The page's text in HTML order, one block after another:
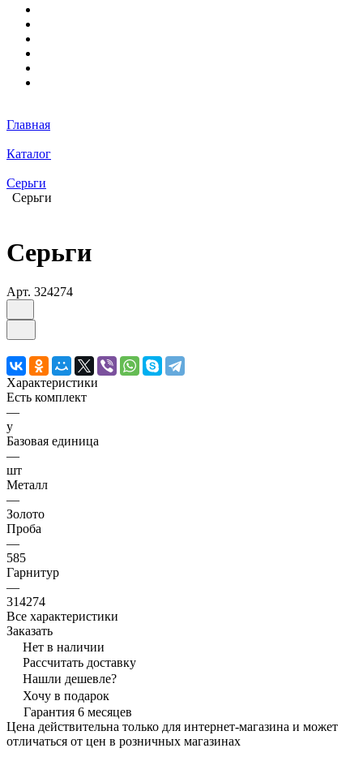
Главная
Каталог
Серьги
Серьги
Серьги
Арт. 324274
Характеристики
Есть комплект
—
y
Базовая единица
—
шт
Металл
—
Золото
Проба
—
585
Гарнитур
—
314274
Все характеристики
Заказать
Нет в наличии
Рассчитать доставку
Нашли дешевле?
Хочу в подарок
Гарантия 6 месяцев
Цена действительна только для интернет-магазина и может
отличаться от цен в розничных магазинах